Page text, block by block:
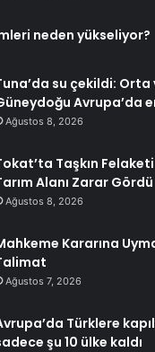
neden yükseliyor?
su çekildi: Orta
Avrupa’da
Ağustos 8, 2026
Taşkın
Alanı Zarar Gördü
Ağustos 8, 2026
Kararına
Ağustos 7, 2026
Türklere
şu 10 ülke kaldı